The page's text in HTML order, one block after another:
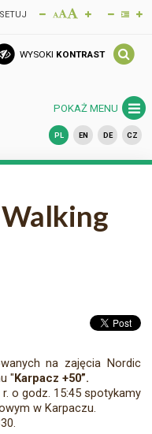
WYSOKI KONTRAST
POKAŻ MENU
PL EN DE CZ
na zajęcia Nordic
" Karpacz +50”.
o godz. 15:45 spotykamy
w Karpaczu.